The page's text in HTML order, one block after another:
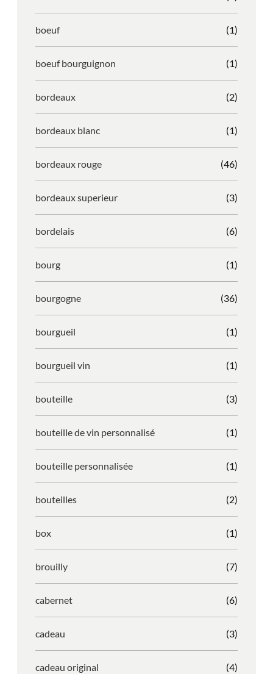
boeuf (1)
boeuf bourguignon (1)
bordeaux (2)
bordeaux blanc (1)
bordeaux rouge (46)
bordeaux superieur (3)
bordelais (6)
bourg (1)
bourgogne (36)
bourgueil (1)
bourgueil vin (1)
bouteille (3)
bouteille de vin personnalisé (1)
bouteille personnalisée (1)
bouteilles (2)
box (1)
brouilly (7)
cabernet (6)
cadeau (3)
cadeau original (4)